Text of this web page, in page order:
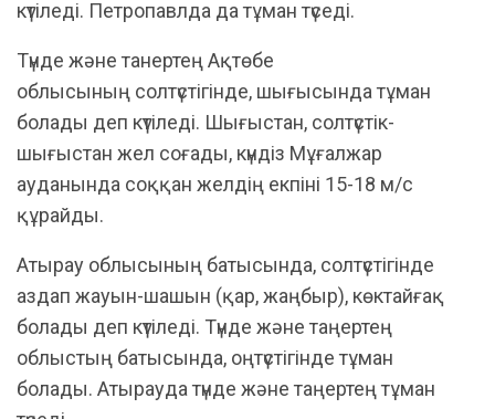
күтіледі. Петропавлда да тұман түседі.
Түнде және танертең Ақтөбе
облысының солтүстігінде, шығысында тұман
болады деп күтіледі. Шығыстан, солтүстік-
шығыстан жел соғады, күндіз Мұғалжар
ауданында соққан желдің екпіні 15-18 м/с
құрайды.
Атырау облысының батысында, солтүстігінде
аздап жауын-шашын (қар, жаңбыр), көктайғақ
болады деп күтіледі. Түнде және таңертең
облыстың батысында, оңтүстігінде тұман
болады. Атырауда түнде және таңертең тұман